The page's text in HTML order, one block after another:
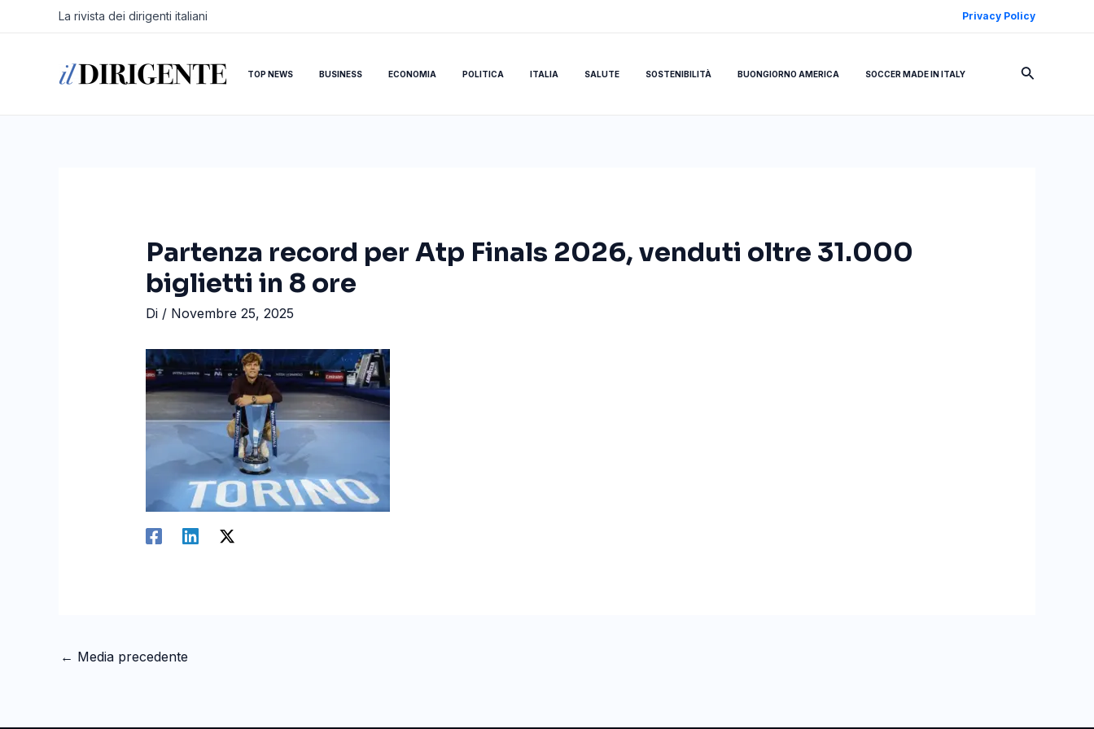
La rivista dei dirigenti italiani Privacy Policy
TOP NEWS BUSINESS ECONOMIA POLITICA ITALIA SALUTE SOSTENIBILITÀ BUONGIORNO AMERICA SOCCER MADE IN ITALY Cerca
Partenza record per Atp Finals 2026, venduti oltre 31.000
biglietti in 8 ore
Di / Novembre 25, 2025
Navigazione
← Media precedente